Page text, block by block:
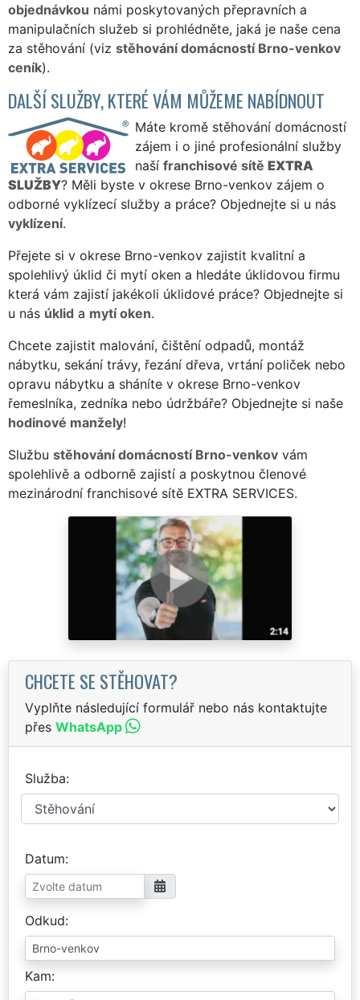
objednávkou námi poskytovaných přepravních a
manipulačních služeb si prohlédněte, jaká je naše cena
za stěhování (viz stěhování domácností Brno-venkov
ceník).
DALŠÍ SLUŽBY, KTERÉ VÁM MŮŽEME NABÍDNOUT
Máte kromě stěhování domácností
zájem i o jiné profesionální služby
naší franchisové sítě EXTRA
SLUŽBY? Měli byste v okrese Brno-venkov zájem o
odborné vyklízecí služby a práce? Objednejte si u nás
vyklízení.
Přejete si v okrese Brno-venkov zajistit kvalitní a
spolehlivý úklid či mytí oken a hledáte úklidovou firmu
která vám zajistí jakékoli úklidové práce? Objednejte si
u nás úklid a mytí oken.
Chcete zajistit malování, čištění odpadů, montáž
nábytku, sekání trávy, řezání dřeva, vrtání poliček nebo
opravu nábytku a sháníte v okrese Brno-venkov
řemeslníka, zedníka nebo údržbáře? Objednejte si naše
hodinové manžely!
Službu stěhování domácností Brno-venkov vám
spolehlivě a odborně zajistí a poskytnou členové
mezinárodní franchisové sítě EXTRA SERVICES.
CHCETE SE STĚHOVAT?
Vyplňte následující formulář nebo nás kontaktujte
přes WhatsApp
Služba
Datum
Odkud
Kam